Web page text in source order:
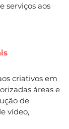
serviços aos
criativos em
áreas e
de
vídeo,